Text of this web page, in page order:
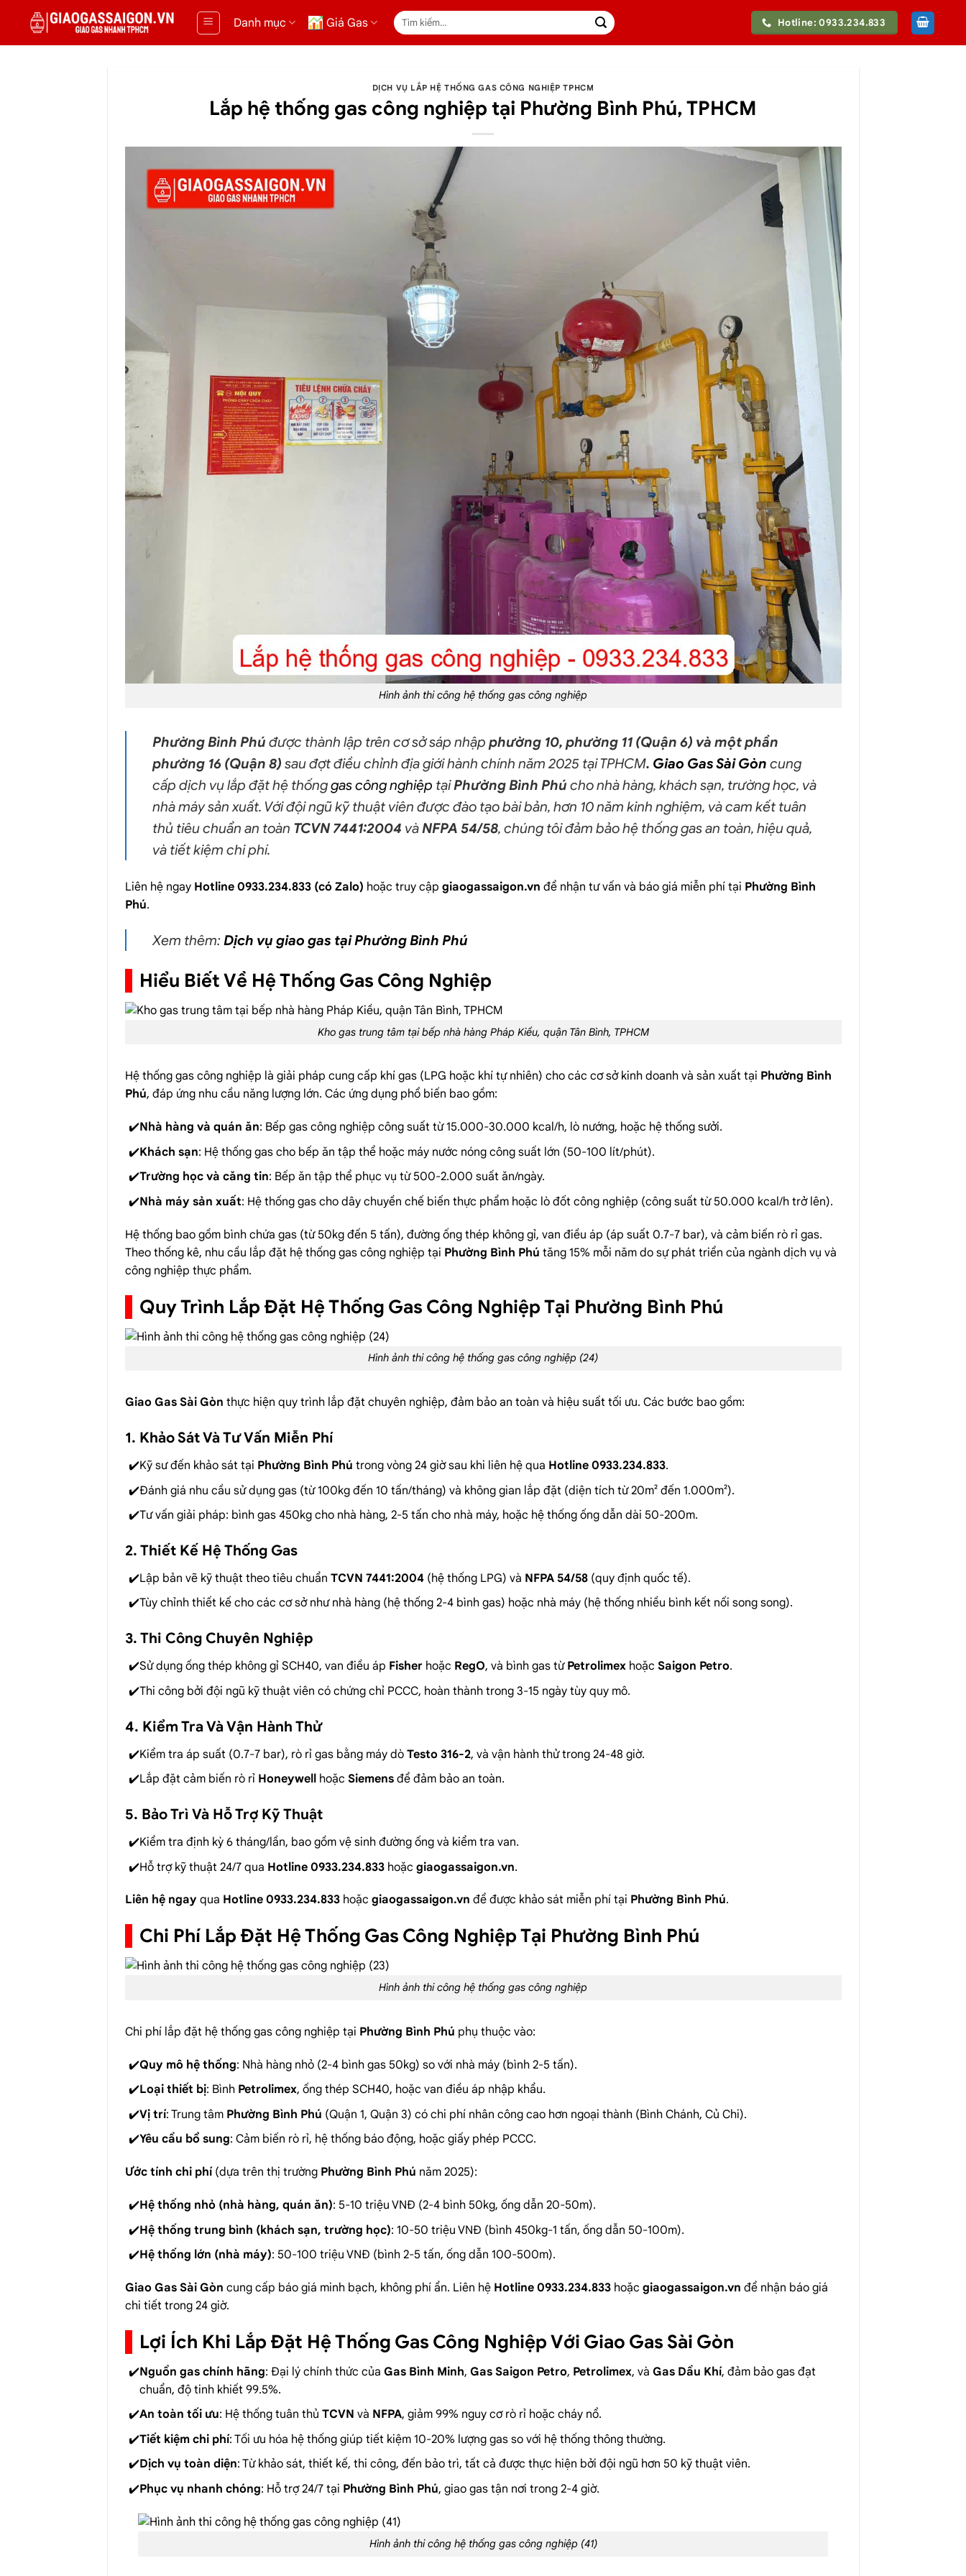
Danh mục Giá Gas
Tìm
kiếm:
Hotline: 0933.234.833
DỊCH VỤ LẮP HỆ THỐNG GAS CÔNG NGHIỆP TPHCM
Lắp hệ thống gas công nghiệp tại Phường Bình Phú, TPHCM
Hình ảnh thi công hệ thống gas công nghiệp
Phường Bình Phú được thành lập trên cơ sở sáp nhập phường 10, phường 11 (Quận 6) và một phần
phường 16 (Quận 8) sau đợt điều chỉnh địa giới hành chính năm 2025 tại TPHCM. Giao Gas Sài Gòn cung
cấp dịch vụ lắp đặt hệ thốnggas công nghiệp tạiPhường Bình Phú cho nhà hàng, khách sạn, trường học, và
nhà máy sản xuất. Với đội ngũ kỹ thuật viên được đào tạo bài bản, hơn 10 năm kinh nghiệm, và cam kết tuân
thủ tiêu chuẩn an toàn TCVN 7441:2004 vàNFPA 54/58, chúng tôi đảm bảo hệ thống gas an toàn, hiệu quả,
và tiết kiệm chi phí.
Liên hệ ngay Hotline 0933.234.833 (có Zalo) hoặc truy cập giaogassaigon.vn để nhận tư vấn và báo giá miễn phí tại Phường Bình
Phú.
Xem thêm: Dịch vụ giao gas tại Phường Bình Phú
Hiểu Biết Về Hệ Thống Gas Công Nghiệp
Kho gas trung tâm tại bếp nhà hàng Pháp Kiều, quận Tân Bình, TPHCM
Hệ thống gas công nghiệp là giải pháp cung cấp khí gas (LPG hoặc khí tự nhiên) cho các cơ sở kinh doanh và sản xuất tại Phường Bình
Phú, đáp ứng nhu cầu năng lượng lớn. Các ứng dụng phổ biến bao gồm:
Nhà hàng và quán ăn: Bếp gas công nghiệp công suất từ 15.000-30.000 kcal/h, lò nướng, hoặc hệ thống sưởi.
Khách sạn: Hệ thống gas cho bếp ăn tập thể hoặc máy nước nóng công suất lớn (50-100 lít/phút).
Trường học và căng tin: Bếp ăn tập thể phục vụ từ 500-2.000 suất ăn/ngày.
Nhà máy sản xuất: Hệ thống gas cho dây chuyền chế biến thực phẩm hoặc lò đốt công nghiệp (công suất từ 50.000 kcal/h trở lên).
Hệ thống bao gồm bình chứa gas (từ 50kg đến 5 tấn), đường ống thép không gỉ, van điều áp (áp suất 0.7-7 bar), và cảm biến rò rỉ gas.
Theo thống kê, nhu cầu lắp đặt hệ thống gas công nghiệp tại Phường Bình Phú tăng 15% mỗi năm do sự phát triển của ngành dịch vụ và
công nghiệp thực phẩm.
Quy Trình Lắp Đặt Hệ Thống Gas Công Nghiệp Tại Phường Bình Phú
Hình ảnh thi công hệ thống gas công nghiệp (24)
Giao Gas Sài Gòn thực hiện quy trình lắp đặt chuyên nghiệp, đảm bảo an toàn và hiệu suất tối ưu. Các bước bao gồm:
1. Khảo Sát Và Tư Vấn Miễn Phí
Kỹ sư đến khảo sát tại Phường Bình Phú trong vòng 24 giờ sau khi liên hệ qua Hotline 0933.234.833.
Đánh giá nhu cầu sử dụng gas (từ 100kg đến 10 tấn/tháng) và không gian lắp đặt (diện tích từ 20m² đến 1.000m²).
Tư vấn giải pháp: bình gas 450kg cho nhà hàng, 2-5 tấn cho nhà máy, hoặc hệ thống ống dẫn dài 50-200m.
2. Thiết Kế Hệ Thống Gas
Lập bản vẽ kỹ thuật theo tiêu chuẩnTCVN 7441:2004 (hệ thống LPG) và NFPA 54/58 (quy định quốc tế).
Tùy chỉnh thiết kế cho các cơ sở như nhà hàng (hệ thống 2-4 bình gas) hoặc nhà máy (hệ thống nhiều bình kết nối song song).
3. Thi Công Chuyên Nghiệp
Sử dụng ống thép không gỉ SCH40, van điều áp Fisher hoặc RegO, và bình gas từ Petrolimex hoặcSaigon Petro.
Thi công bởi đội ngũ kỹ thuật viên có chứng chỉ PCCC, hoàn thành trong 3-15 ngày tùy quy mô.
4. Kiểm Tra Và Vận Hành Thử
Kiểm tra áp suất (0.7-7 bar), rò rỉ gas bằng máy dòTesto 316-2, và vận hành thử trong 24-48 giờ.
Lắp đặt cảm biến rò rỉ Honeywell hoặcSiemens để đảm bảo an toàn.
5. Bảo Trì Và Hỗ Trợ Kỹ Thuật
Kiểm tra định kỳ 6 tháng/lần, bao gồm vệ sinh đường ống và kiểm tra van.
Hỗ trợ kỹ thuật 24/7 qua Hotline 0933.234.833 hoặcgiaogassaigon.vn.
Liên hệ ngay qua Hotline 0933.234.833hoặc giaogassaigon.vn để được khảo sát miễn phí tại Phường Bình Phú.
Chi Phí Lắp Đặt Hệ Thống Gas Công Nghiệp Tại Phường Bình Phú
Hình ảnh thi công hệ thống gas công nghiệp
Chi phí lắp đặt hệ thống gas công nghiệp tại Phường Bình Phú phụ thuộc vào:
Quy mô hệ thống: Nhà hàng nhỏ (2-4 bình gas 50kg) so với nhà máy (bình 2-5 tấn).
Loại thiết bị: Bình Petrolimex, ống thép SCH40, hoặc van điều áp nhập khẩu.
Vị trí: Trung tâm Phường Bình Phú (Quận 1, Quận 3) có chi phí nhân công cao hơn ngoại thành (Bình Chánh, Củ Chi).
Yêu cầu bổ sung: Cảm biến rò rỉ, hệ thống báo động, hoặc giấy phép PCCC.
Ước tính chi phí(dựa trên thị trường Phường Bình Phú năm 2025):
Hệ thống nhỏ (nhà hàng, quán ăn): 5-10 triệu VNĐ (2-4 bình 50kg, ống dẫn 20-50m).
Hệ thống trung bình (khách sạn, trường học): 10-50 triệu VNĐ (bình 450kg-1 tấn, ống dẫn 50-100m).
Hệ thống lớn (nhà máy): 50-100 triệu VNĐ (bình 2-5 tấn, ống dẫn 100-500m).
Giao Gas Sài Gòn cung cấp báo giá minh bạch, không phí ẩn. Liên hệ Hotline 0933.234.833hoặc giaogassaigon.vn để nhận báo giá
chi tiết trong 24 giờ.
Lợi Ích Khi Lắp Đặt Hệ Thống Gas Công Nghiệp Với Giao Gas Sài Gòn
Nguồn gas chính hãng: Đại lý chính thức củaGas Bình Minh,Gas Saigon Petro, Petrolimex, vàGas Dầu Khí, đảm bảo gas đạt
chuẩn, độ tinh khiết 99.5%.
An toàn tối ưu: Hệ thống tuân thủTCVN và NFPA, giảm 99% nguy cơ rò rỉ hoặc cháy nổ.
Tiết kiệm chi phí: Tối ưu hóa hệ thống giúp tiết kiệm 10-20% lượng gas so với hệ thống thông thường.
Dịch vụ toàn diện: Từ khảo sát, thiết kế, thi công, đến bảo trì, tất cả được thực hiện bởi đội ngũ hơn 50 kỹ thuật viên.
Phục vụ nhanh chóng: Hỗ trợ 24/7 tại Phường Bình Phú, giao gas tận nơi trong 2-4 giờ.
Hình ảnh thi công hệ thống gas công nghiệp (41)